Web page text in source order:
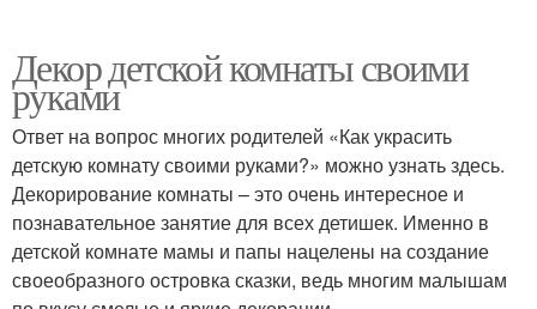
Декор детской комнаты своими
руками
Ответ на вопрос многих родителей «Как украсить
детскую комнату своими руками?» можно узнать здесь.
Декорирование комнаты – это очень интересное и
познавательное занятие для всех детишек. Именно в
детской комнате мамы и папы нацелены на создание
своеобразного островка сказки, ведь многим малышам